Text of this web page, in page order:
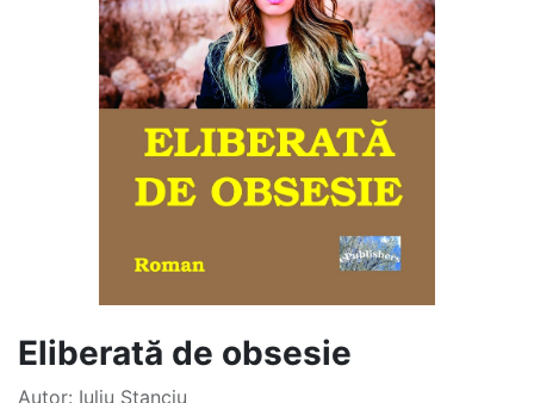
Eliberată de obsesie
Autor: Iuliu Stanciu